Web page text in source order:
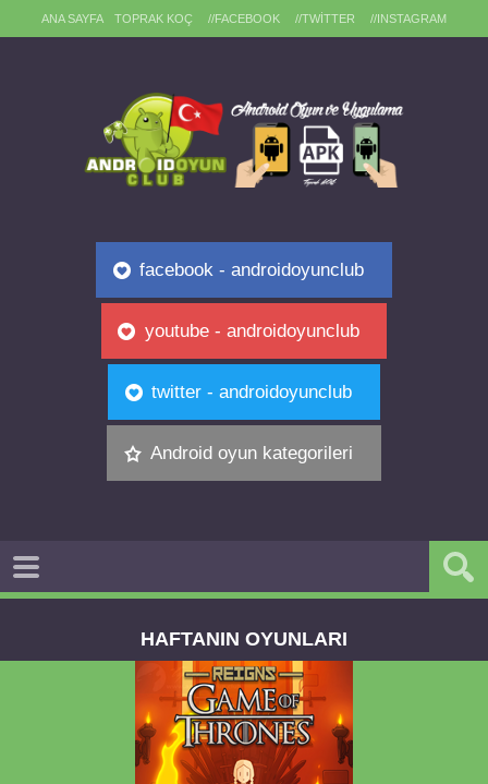
ANA SAYFA TOPRAK KOÇ //FACEBOOK //TWITTER //INSTAGRAM
facebook - androidoyunclub
youtube - androidoyunclub
twitter - androidoyunclub
Android oyun kategorileri
HAFTANIN OYUNLARI